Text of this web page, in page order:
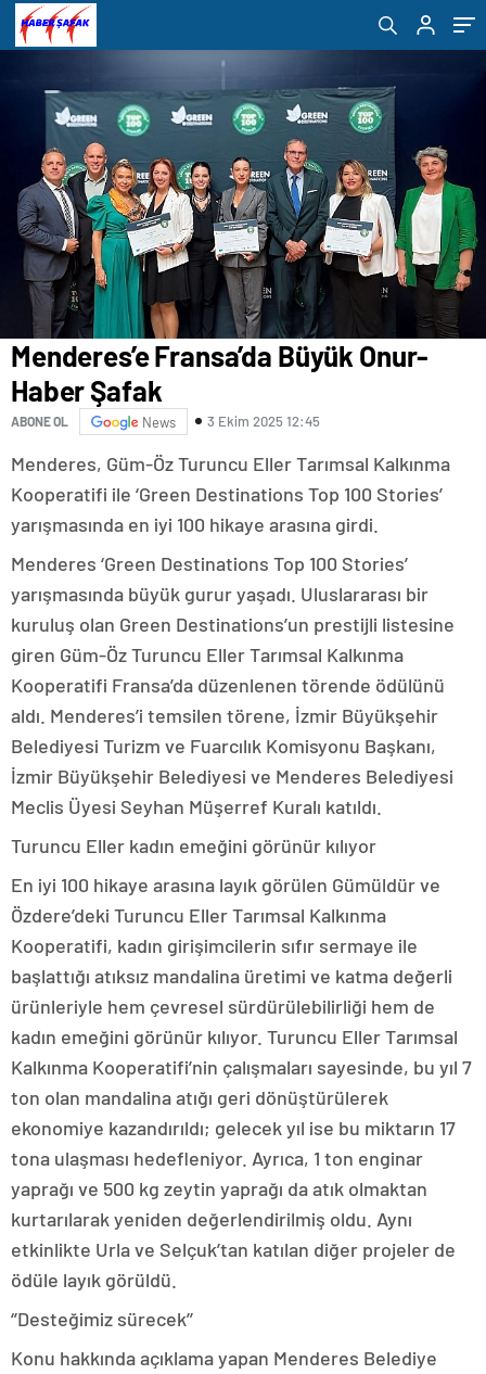
Menderes’e Fransa’da Büyük Onur-
Haber Şafak
ABONE OL News 3 Ekim 2025 12:45
Menderes, Güm-Öz Turuncu Eller Tarımsal Kalkınma
Kooperatifi ile ‘Green Destinations Top 100 Stories’
yarışmasında en iyi 100 hikaye arasına girdi.
Menderes ‘Green Destinations Top 100 Stories’
yarışmasında büyük gurur yaşadı. Uluslararası bir
kuruluş olan Green Destinations’un prestijli listesine
giren Güm-Öz Turuncu Eller Tarımsal Kalkınma
Kooperatifi Fransa’da düzenlenen törende ödülünü
aldı. Menderes’i temsilen törene, İzmir Büyükşehir
Belediyesi Turizm ve Fuarcılık Komisyonu Başkanı,
İzmir Büyükşehir Belediyesi ve Menderes Belediyesi
Meclis Üyesi Seyhan Müşerref Kuralı katıldı.
Turuncu Eller kadın emeğini görünür kılıyor
En iyi 100 hikaye arasına layık görülen Gümüldür ve
Özdere’deki Turuncu Eller Tarımsal Kalkınma
Kooperatifi, kadın girişimcilerin sıfır sermaye ile
başlattığı atıksız mandalina üretimi ve katma değerli
ürünleriyle hem çevresel sürdürülebilirliği hem de
kadın emeğini görünür kılıyor. Turuncu Eller Tarımsal
Kalkınma Kooperatifi’nin çalışmaları sayesinde, bu yıl 7
ton olan mandalina atığı geri dönüştürülerek
ekonomiye kazandırıldı; gelecek yıl ise bu miktarın 17
tona ulaşması hedefleniyor. Ayrıca, 1 ton enginar
yaprağı ve 500 kg zeytin yaprağı da atık olmaktan
kurtarılarak yeniden değerlendirilmiş oldu. Aynı
etkinlikte Urla ve Selçuk’tan katılan diğer projeler de
ödüle layık görüldü.
‘’Desteğimiz sürecek’’
Konu hakkında açıklama yapan Menderes Belediye